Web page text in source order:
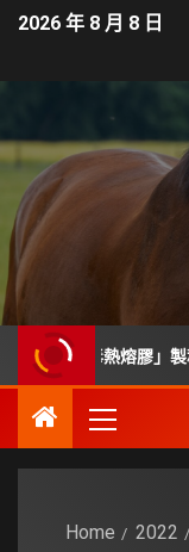
2026 年 8 月 8 日
毒熱熔膠」製程升級
Home 2022